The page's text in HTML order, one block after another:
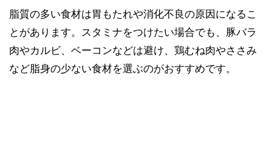
脂質の多い食材は胃もたれや消化不良の原因になるこ
とがあります。スタミナをつけたい場合でも、豚バラ
肉やカルビ、ベーコンなどは避け、鶏むね肉やささみ
など脂身の少ない食材を選ぶのがおすすめです。